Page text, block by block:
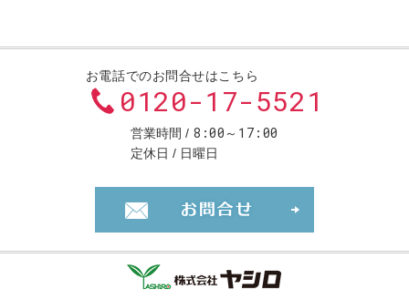
お電話でのお問合せはこちら
0120-17-5521
営業時間 8:00～17:00
定休日 日曜日